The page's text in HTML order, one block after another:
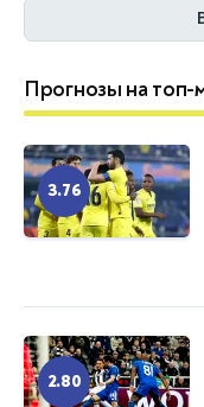
Прогнозы на топ-
3.76
2.80